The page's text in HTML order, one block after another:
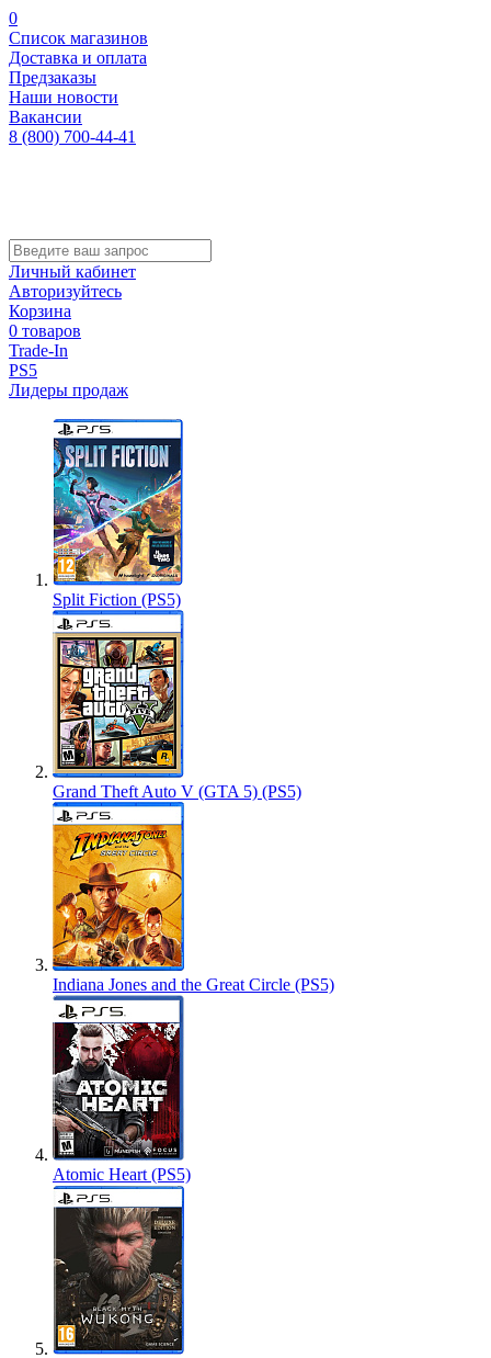
0
Список магазинов
Доставка и оплата
Предзаказы
Наши новости
Вакансии
8 (800) 700-44-41
Личный кабинет
Авторизуйтесь
Корзина
0 товаров
Trade-In
PS5
Лидеры продаж
Split Fiction (PS5)
Grand Theft Auto V (GTA 5) (PS5)
Indiana Jones and the Great Circle (PS5)
Atomic Heart (PS5)